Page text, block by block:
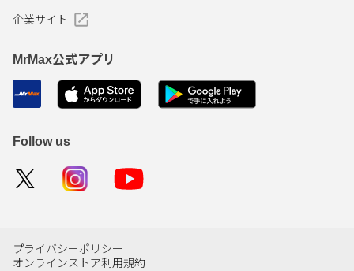
企業サイト
MrMax公式アプリ
Follow us
プライバシーポリシー
オンラインストア利用規約